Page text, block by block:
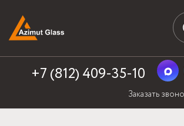
+7 (812) 409-35-10
Заказать